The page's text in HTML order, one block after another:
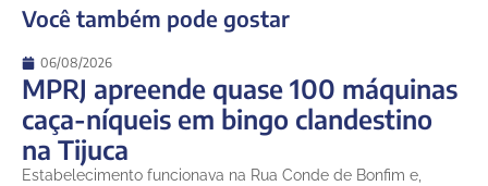
Você também pode gostar
06/08/2026
MPRJ apreende quase 100 máquinas
caça-níqueis em bingo clandestino
na Tijuca
Estabelecimento funcionava na Rua Conde de Bonfim e,